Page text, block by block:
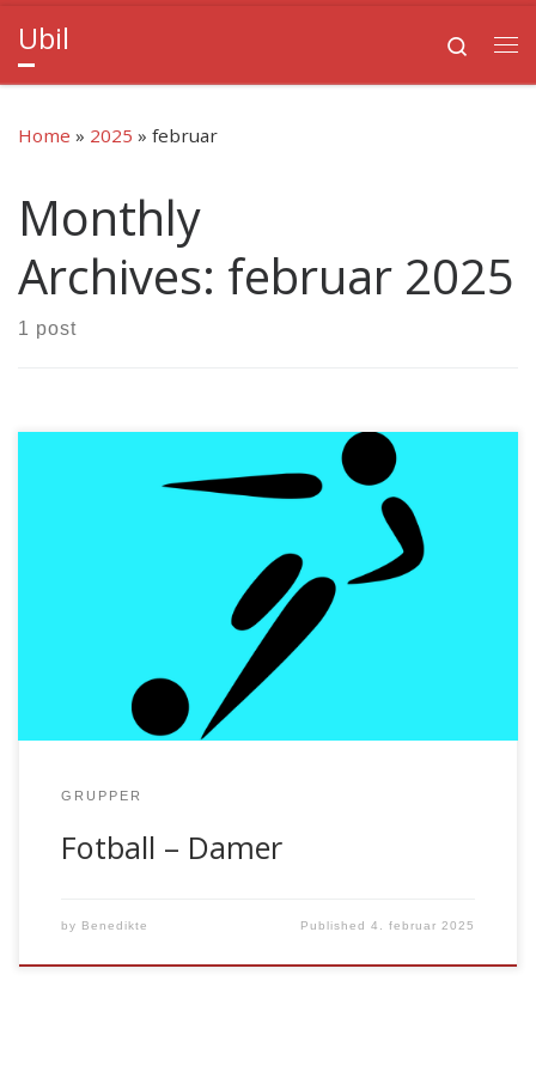
Skip to content
Ubil
Search
Home » 2025 » februar
Monthly
Archives: februar 2025
1 post
Damelaget trener fast en gang i uken i Studentsenteret.
Laget spiller ikke i serie. Treningstid Studentsenteret sal
1 og 2, torsdag 16.00-17.00 Kontakt Irene Eikefjord,
Universitetsbiblioteket, tlf.: (55 5)8 25 45
GRUPPER
Fotball – Damer
by Benedikte Published4. februar 2025